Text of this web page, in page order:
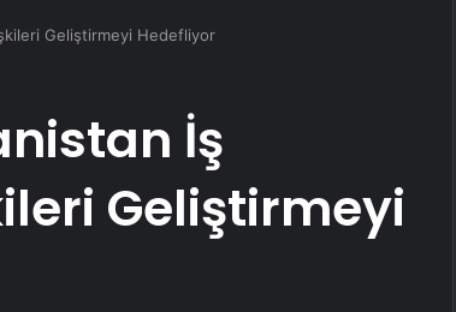
Geliştirmeyi Hedefliyor
İş
Geliştirmeyi